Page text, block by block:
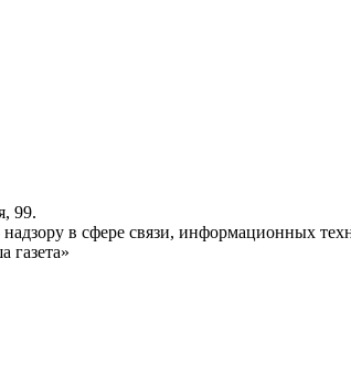
99.
в сфере связи, информационных
газета»